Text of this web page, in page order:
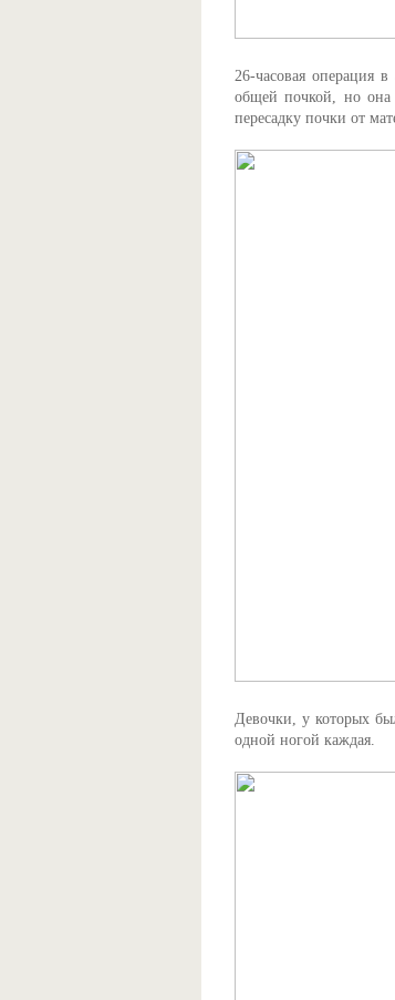
26-часовая операция
общей почкой, но она
пересадку почки от
Девочки, у которых
одной ногой каждая.